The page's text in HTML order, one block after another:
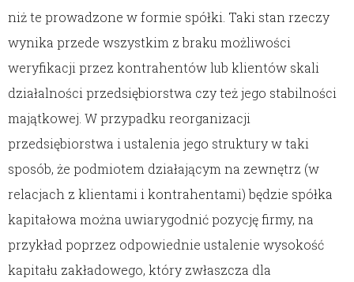
niż te prowadzone w formie spółki. Taki stan rzeczy
wynika przede wszystkim z braku możliwości
weryfikacji przez kontrahentów lub klientów skali
działalności przedsiębiorstwa czy też jego stabilności
majątkowej. W przypadku reorganizacji
przedsiębiorstwa i ustalenia jego struktury w taki
sposób, że podmiotem działającym na zewnętrz (w
relacjach z klientami i kontrahentami) będzie spółka
kapitałowa można uwiarygodnić pozycję firmy, na
przykład poprzez odpowiednie ustalenie wysokość
kapitału zakładowego, który zwłaszcza dla